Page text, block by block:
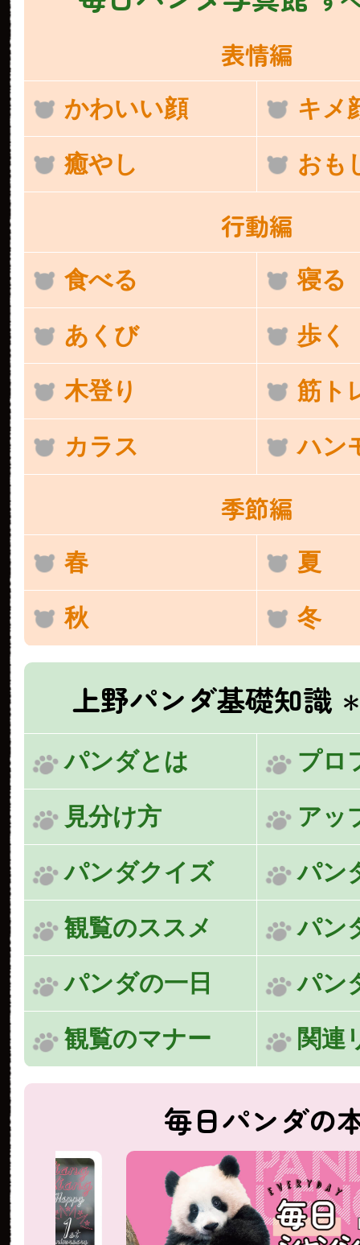
表情編
かわいい顔 キメ
癒やし おも
行動編
食べる 寝る
あくび 歩く
木登り 筋ト
カラス ハン
季節編
春 夏
秋 冬
上野パンダ基礎知識
パンダとは プロ
見分け方 アッ
パンダクイズ パン
観覧のススメ パン
パンダの一日 パン
観覧のマナー 関連
毎日パンダの